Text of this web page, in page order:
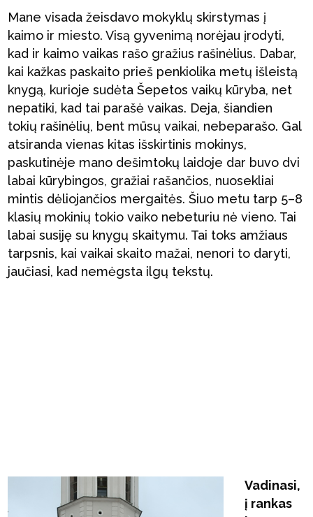
Mane visada žeisdavo mokyklų skirstymas į
kaimo ir miesto. Visą gyvenimą norėjau įrodyti,
kad ir kaimo vaikas rašo gražius rašinėlius. Dabar,
kai kažkas paskaito prieš penkiolika metų išleistą
knygą, kurioje sudėta Šepetos vaikų kūryba, net
nepatiki, kad tai parašė vaikas. Deja, šiandien
tokių rašinėlių, bent mūsų vaikai, nebeparašo. Gal
atsiranda vienas kitas išskirtinis mokinys,
paskutinėje mano dešimtokų laidoje dar buvo dvi
labai kūrybingos, gražiai rašančios, nuosekliai
mintis dėliojančios mergaitės. Šiuo metu tarp 5–8
klasių mokinių tokio vaiko nebeturiu nė vieno. Tai
labai susiję su knygų skaitymu. Tai toks amžiaus
tarpsnis, kai vaikai skaito mažai, nenori to daryti,
jaučiasi, kad nemėgsta ilgų tekstų.
Vadinasi,
į rankas